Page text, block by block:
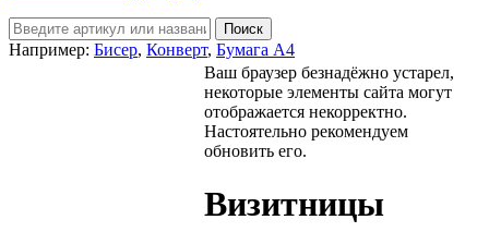
Например: Бисер, Конверт, Бумага А4
Ваш браузер безнадёжно устарел,
некоторые элементы сайта могут
отображается некорректно.
Настоятельно рекомендуем
обновить его.
Визитницы